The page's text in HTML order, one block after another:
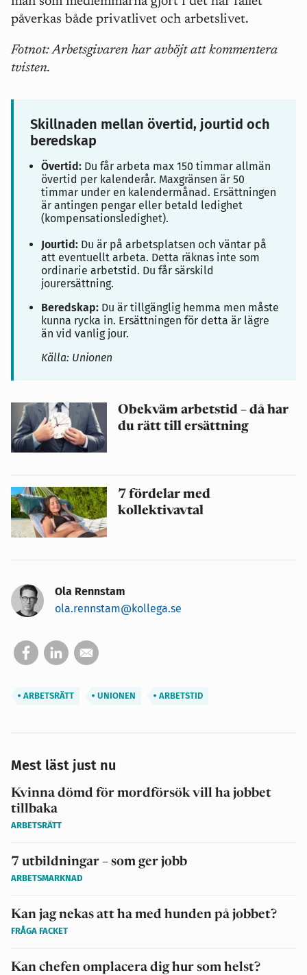
påverkas både privatlivet och arbetslivet.
Fotnot: Arbetsgivaren har avböjt att kommentera
tvisten.
Skillnaden mellan övertid, jourtid och
beredskap
Övertid: Du får arbeta max 150 timmar allmän
övertid per kalenderår. Maxgränsen är 50
timmar under en kalendermånad. Ersättningen
är antingen pengar eller betald ledighet
(kompensationsledighet).
Jourtid: Du är på arbetsplatsen och väntar på
att eventuellt arbeta. Detta räknas inte som
ordinarie arbetstid. Du får särskild
jourersättning.
Beredskap: Du är tillgänglig hemma men måste
kunna rycka in. Ersättningen för detta är lägre
än vid vanlig jour.
Källa: Unionen
Obekväm arbetstid – då har
du rätt till ersättning
7 fördelar med
kollektivavtal
Ola Rennstam
ola.rennstam@kollega.se
ARBETSRÄTT UNIONEN ARBETSTID
Mest läst just nu
Kvinna dömd för mordförsök vill ha jobbet
tillbaka
ARBETSRÄTT
7 utbildningar – som ger jobb
ARBETSMARKNAD
Kan jag nekas att ha med hunden på jobbet?
FRÅGA FACKET
Kan chefen omplacera dig hur som helst?